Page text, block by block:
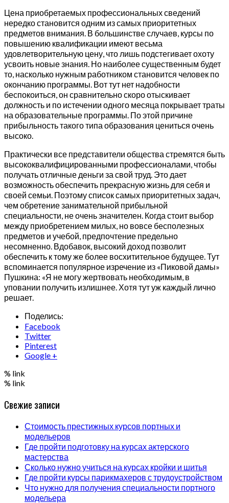
Цена приобретаемых профессиональных сведений
нередко становится одним из самых приоритетных
предметов внимания. В большинстве случаев, курсы по
повышению квалификации имеют весьма
удовлетворительную цену, что лишь подстегивает охоту
усвоить новые знания. Но наиболее существенным будет
то, насколько нужным работником становится человек по
окончанию программы. Вот тут нет надобности
беспокоиться, он сравнительно скоро отыскивает
должность и по истечении одного месяца покрывает траты
на образовательные программы. По этой причине
прибыльность такого типа образования цениться очень
высоко.
Практически все представители общества стремятся быть
высококвалифицированными профессионалами, чтобы
получать отличные деньги за свой труд. Это дает
возможность обеспечить прекрасную жизнь для себя и
своей семьи. Поэтому список самых приоритетных задач,
чем обретение занимательной прибыльной
специальности, не очень значителен. Когда стоит выбор
между приобретением милых, но вовсе бесполезных
предметов и учебой, предпочтение предельно
несомненно. Вдобавок, высокий доход позволит
обеспечить к тому же более восхитительное будущее. Тут
вспоминается популярное изречение из «Пиковой дамы»
Пушкина: «Я не могу жертвовать необходимым, в
уповании получить излишнее. Хотя тут уж каждый лично
решает.
Поделись:
Facebook
Twitter
Pinterest
Google +
% link
% link
Свежие записи
Стоимость престижных курсов портных и
модельеров
Где пройти подготовку на курсах актерского
мастерства
Сколько нужно учиться на курсах кройки и шитья
Где пройти курсы парикмахеров с трудоустройством
Что нужно для получения специальности портного
модельера